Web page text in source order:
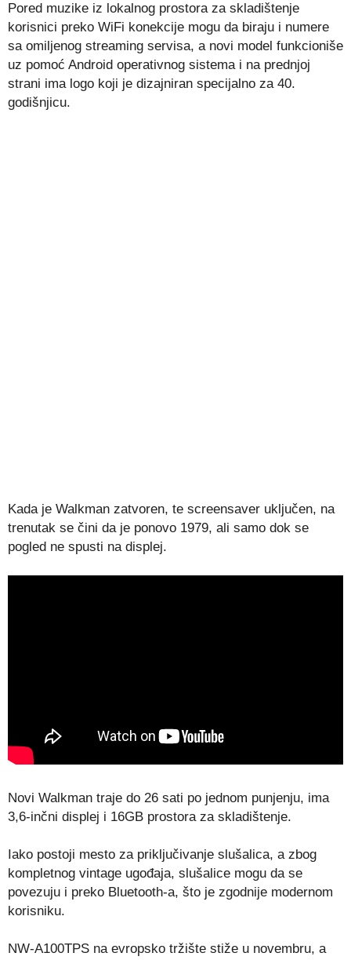
Pored muzike iz lokalnog prostora za skladištenje
korisnici preko WiFi konekcije mogu da biraju i numere
sa omiljenog streaming servisa, a novi model funkcioniše
uz pomoć Android operativnog sistema i na prednjoj
strani ima logo koji je dizajniran specijalno za 40.
godišnjicu.
Kada je Walkman zatvoren, te screensaver uključen, na
trenutak se čini da je ponovo 1979, ali samo dok se
pogled ne spusti na displej.
Novi Walkman traje do 26 sati po jednom punjenju, ima
3,6-inčni displej i 16GB prostora za skladištenje.
Iako postoji mesto za priključivanje slušalica, a zbog
kompletnog vintage ugođaja, slušalice mogu da se
povezuju i preko Bluetooth-a, što je zgodnije modernom
korisniku.
NW-A100TPS na evropsko tržište stiže u novembru, a